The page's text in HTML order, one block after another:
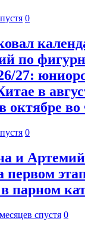
0
по
27:
в
октябре
0
и
первом
парном
спустя 0